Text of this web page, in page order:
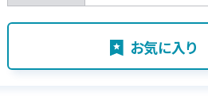
お気に入り